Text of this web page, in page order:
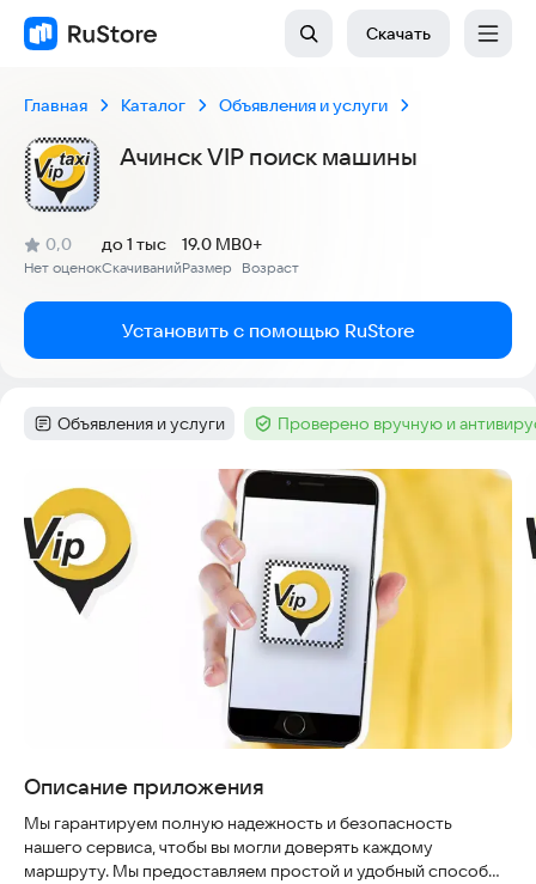
Скачать
Главная Каталог Объявления и услуги
Ачинск VIP поиск машины
Рейтинг:
0,0
(
Нет оценок
)
Скачиваний
до 1 тыс
Размер
19.0 MB
Возраст
0+
Установить с помощью RuStore
Категория:
Объявления и услуги Тег :Проверено вручную и
Скриншоты
Описание приложения
Мы гарантируем полную надежность и безопасность
нашего сервиса, чтобы вы могли доверять каждому
маршруту. Мы предоставляем простой и удобный способ